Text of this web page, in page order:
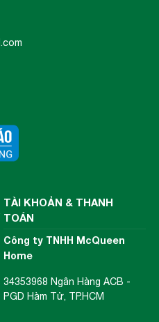
TÀI KHOẢN & THANH
TOÁN
Công ty TNHH McQueen
Home
34353968 Ngân Hàng ACB -
PGD Hàm Tử, TP.HCM